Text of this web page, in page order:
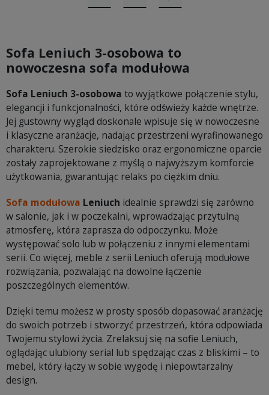
UdostępnijTweetujPinterest
Sofa Leniuch 3-osobowa to
nowoczesna sofa modułowa
Sofa Leniuch 3-osobowa to wyjątkowe połączenie stylu,
elegancji i funkcjonalności, które odświeży każde wnętrze.
Jej gustowny wygląd doskonale wpisuje się w nowoczesne
i klasyczne aranżacje, nadając przestrzeni wyrafinowanego
charakteru. Szerokie siedzisko oraz ergonomiczne oparcie
zostały zaprojektowane z myślą o najwyższym komforcie
użytkowania, gwarantując relaks po ciężkim dniu.
Sofa modułowa Leniuch idealnie sprawdzi się zarówno
w salonie, jak i w poczekalni, wprowadzając przytulną
atmosferę, która zaprasza do odpoczynku. Może
występować solo lub w połączeniu z innymi elementami
serii. Co więcej, meble z serii Leniuch oferują modułowe
rozwiązania, pozwalając na dowolne łączenie
poszczególnych elementów.
Dzięki temu możesz w prosty sposób dopasować aranżację
do swoich potrzeb i stworzyć przestrzeń, która odpowiada
Twojemu stylowi życia. Zrelaksuj się na sofie Leniuch,
oglądając ulubiony serial lub spędzając czas z bliskimi – to
mebel, który łączy w sobie wygodę i niepowtarzalny
design.